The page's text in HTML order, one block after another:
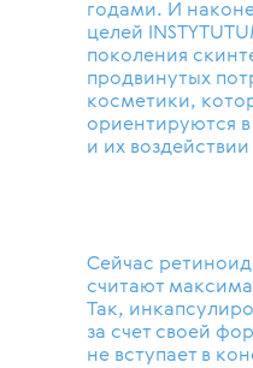
годами. И
целей
поколения
продвинутых
косметики,
ориентируются
и их
Сейчас
считают
Так,
за счет своей
не вступает в